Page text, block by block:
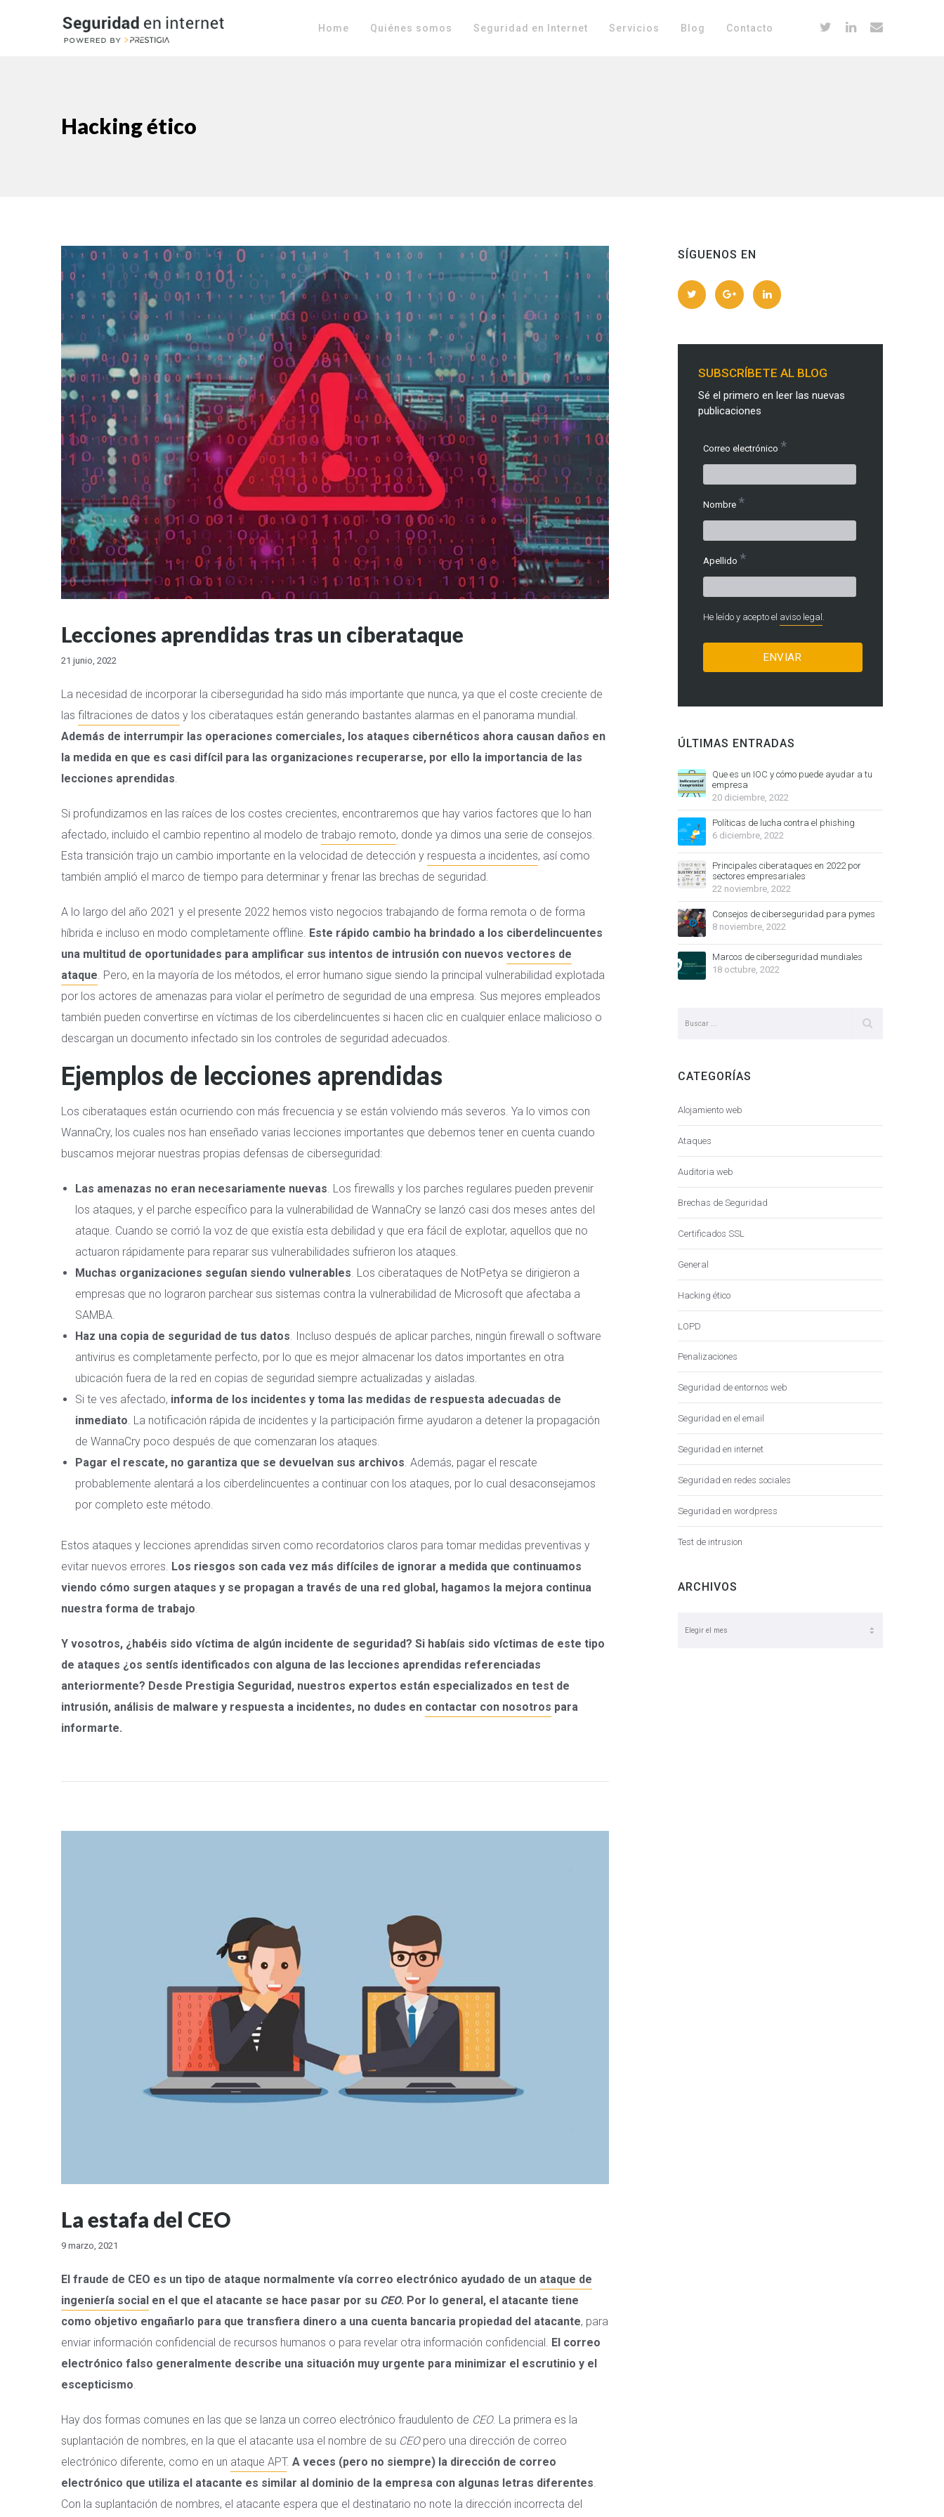
Home Quiénes somos Seguridad en Internet Servicios Blog Contacto
Hacking ético
Lecciones aprendidas tras un ciberataque
21 junio, 2022
La necesidad de incorporar la ciberseguridad ha sido más importante que nunca, ya que el coste creciente de
las filtraciones de datos y los ciberataques están generando bastantes alarmas en el panorama mundial.
Además de interrumpir las operaciones comerciales, los ataques cibernéticos ahora causan daños en
la medida en que es casi difícil para las organizaciones recuperarse, por ello la importancia de las
lecciones aprendidas
Si profundizamos en las raíces de los costes crecientes, encontraremos que hay varios factores que lo han
afectado, incluido el cambio repentino al modelo de trabajo remoto, donde ya dimos una serie de consejos.
Esta transición trajo un cambio importante en la velocidad de detección y respuesta a incidentes, así como
también amplió el marco de tiempo para determinar y frenar las brechas de seguridad.
A lo largo del año 2021 y el presente 2022 hemos visto negocios trabajando de forma remota o de forma
híbrida e incluso en modo completamente offline. Este rápido cambio ha brindado a los ciberdelincuentes
una multitud de oportunidades para amplificar sus intentos de intrusión con nuevos vectores de
ataque . Pero, en la mayoría de los métodos, el error humano sigue siendo la principal vulnerabilidad explotada
por los actores de amenazas para violar el perímetro de seguridad de una empresa. Sus mejores empleados
también pueden convertirse en víctimas de los ciberdelincuentes si hacen clic en cualquier enlace malicioso o
descargan un documento infectado sin los controles de seguridad adecuados.
Ejemplos de lecciones aprendidas
Los ciberataques están ocurriendo con más frecuencia y se están volviendo más severos. Ya lo vimos con
WannaCry, los cuales nos han enseñado varias lecciones importantes que debemos tener en cuenta cuando
buscamos mejorar nuestras propias defensas de ciberseguridad:
Las amenazas no eran necesariamente nuevas. Los firewalls y los parches regulares pueden prevenir
los ataques, y el parche específico para la vulnerabilidad de WannaCry se lanzó casi dos meses antes del
ataque. Cuando se corrió la voz de que existía esta debilidad y que era fácil de explotar, aquellos que no
actuaron rápidamente para reparar sus vulnerabilidades sufrieron los ataques.
Muchas organizaciones seguían siendo vulnerables. Los ciberataques de NotPetya se dirigieron a
empresas que no lograron parchear sus sistemas contra la vulnerabilidad de Microsoft que afectaba a
SAMBA.
Haz una copia de seguridad de tus datos. Incluso después de aplicar parches, ningún firewall o software
antivirus es completamente perfecto, por lo que es mejor almacenar los datos importantes en otra
ubicación fuera de la red en copias de seguridad siempre actualizadas y aisladas.
Si te ves afectado, informa de los incidentes y toma las medidas de respuesta adecuadas de
inmediato. La notificación rápida de incidentes y la participación firme ayudaron a detener la propagación
de WannaCry poco después de que comenzaran los ataques.
Pagar el rescate, no garantiza que se devuelvan sus archivos. Además, pagar el rescate
probablemente alentará a los ciberdelincuentes a continuar con los ataques, por lo cual desaconsejamos
por completo este método.
Estos ataques y lecciones aprendidas sirven como recordatorios claros para tomar medidas preventivas y
evitar nuevos errores. Los riesgos son cada vez más difíciles de ignorar a medida que continuamos
viendo cómo surgen ataques y se propagan a través de una red global, hagamos la mejora continua
nuestra forma de trabajo.
Y vosotros, ¿habéis sido víctima de algún incidente de seguridad? Si habíais sido víctimas de este tipo
de ataques ¿os sentís identificados con alguna de las lecciones aprendidas referenciadas
anteriormente? Desde Prestigia Seguridad, nuestros expertos están especializados en test de
intrusión, análisis de malware y respuesta a incidentes, no dudes en contactar con nosotros para
informarte.
La estafa del CEO
9 marzo, 2021
El fraude de CEO es un tipo de ataque normalmente vía correo electrónico ayudado de un ataque de
ingeniería social en el que el atacante se hace pasar por su CEO. Por lo general, el atacante tiene
como objetivo engañarlo para que transfiera dinero a una cuenta bancaria propiedad del atacante, para
enviar información confidencial de recursos humanos o para revelar otra información confidencial. El correo
electrónico falso generalmente describe una situación muy urgente para minimizar el escrutinio y el
escepticismo
Hay dos formas comunes en las que se lanza un correo electrónico fraudulento de CEO. La primera es la
suplantación de nombres, en la que el atacante usa el nombre de su CEOpero una dirección de correo
electrónico diferente, como en un ataque APT. A veces (pero no siempre) la dirección de correo
electrónico que utiliza el atacante es similar al dominio de la empresa con algunas letras diferentes
Con la suplantación de nombres, el atacante espera que el destinatario no note la dirección incorrecta del
SÍGUENOS EN
SUBSCRÍBETE AL BLOG
Sé el primero en leer las nuevas
publicaciones
Correo electrónico *
Nombre *
Apellido *
He leído y acepto el aviso legal
ÚLTIMAS ENTRADAS
Que es un IOC y cómo puede ayudar a tu
empresa
20 diciembre, 2022
Políticas de lucha contra el phishing
6 diciembre, 2022
Principales ciberataques en 2022 por
sectores empresariales
22 noviembre, 2022
Consejos de ciberseguridad para pymes
8 noviembre, 2022
Marcos de ciberseguridad mundiales
18 octubre, 2022
CATEGORÍAS
Alojamiento web
Ataques
Auditoria web
Brechas de Seguridad
Certificados SSL
General
Hacking ético
LOPD
Penalizaciones
Seguridad de entornos web
Seguridad en el email
Seguridad en internet
Seguridad en redes sociales
Seguridad en wordpress
Test de intrusion
ARCHIVOS